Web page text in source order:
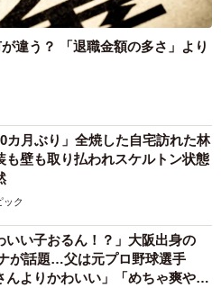
違う？ 「退職金額の多さ」より
カ月ぶり」全焼した自宅訪れた林
壁も取り払われスケルトン状態
ック
いい子おるん！？」大阪出身の
が話題…父は元プロ野球選手
んよりかわいい」「めちゃ爽や